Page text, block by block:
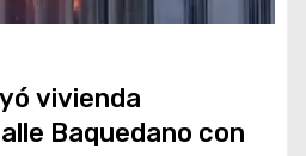
vivienda
Baquedano con